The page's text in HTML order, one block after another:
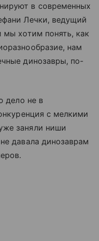
в современных
Лечки, ведущий
мы хотим понять, как
нам
динозавры, по-
дело не в
с мелкими
заняли ниши
давала динозаврам